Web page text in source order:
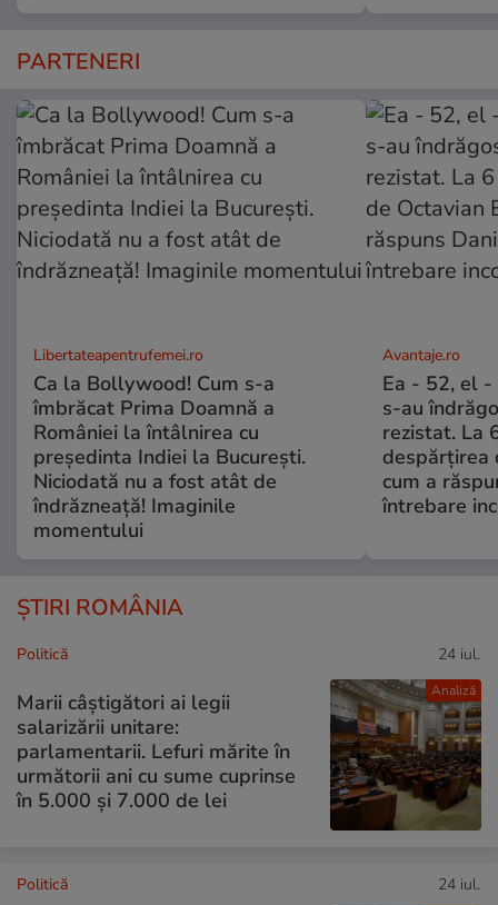
PARTENERI
Libertateapentrufemei.ro
Ca la Bollywood! Cum s-a
îmbrăcat Prima Doamnă a
României la întâlnirea cu
președinta Indiei la București.
Niciodată nu a fost atât de
îndrăzneață! Imaginile
momentului
Avantaje.ro
Ea - 52, el -
s-au
rezistat. La
despărțirea
cum a
întrebare
ȘTIRI ROMÂNIA
Analiză
Politică 24 iul.
Marii câștigători ai legii
salarizării unitare:
parlamentarii. Lefuri mărite în
următorii ani cu sume cuprinse
în 5.000 și 7.000 de lei
Politică 24 iul.